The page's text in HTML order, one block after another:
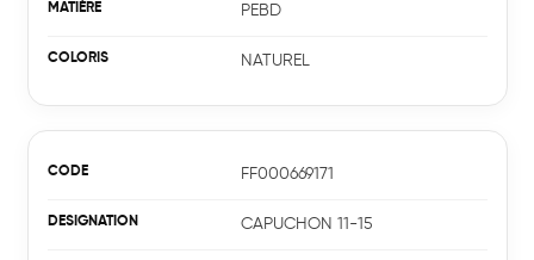
PEBD
NATUREL
FF000669171
CAPUCHON 11-15